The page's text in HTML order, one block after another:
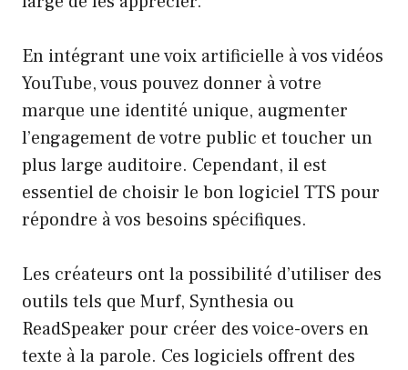
En intégrant une voix artificielle à vos vidéos
YouTube, vous pouvez donner à votre
marque une identité unique, augmenter
l’engagement de votre public et toucher un
plus large auditoire. Cependant, il est
essentiel de choisir le bon logiciel TTS pour
répondre à vos besoins spécifiques.
Les créateurs ont la possibilité d’utiliser des
outils tels que Murf, Synthesia ou
ReadSpeaker pour créer des voice-overs en
texte à la parole. Ces logiciels offrent des